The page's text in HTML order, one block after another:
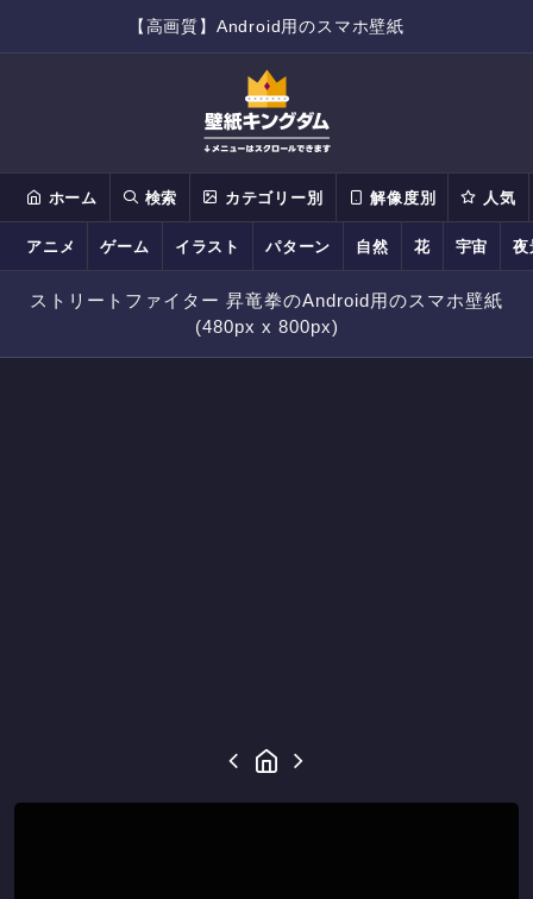
【高画質】Android用のスマホ壁紙
ホーム 検索 カテゴリー別 解像度別 人気
アニメ ゲーム イラスト パターン 自然 花 宇宙 夜
ストリートファイター 昇竜拳のAndroid用のスマホ壁紙
(480px x 800px)